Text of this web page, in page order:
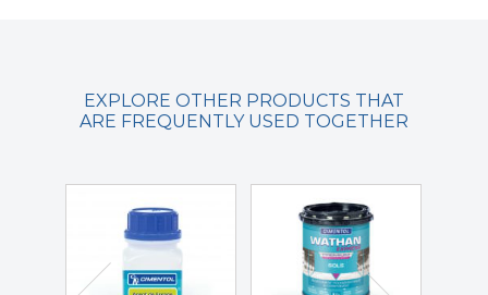
EXPLORE OTHER PRODUCTS THAT
ARE FREQUENTLY USED TOGETHER